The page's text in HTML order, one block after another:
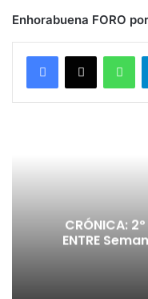
Enhorabuena FORO
CRÓNICA:
ENTRE